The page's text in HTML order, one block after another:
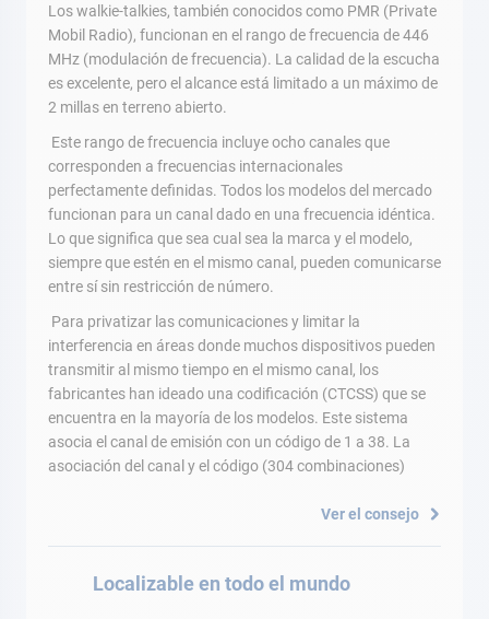
Los walkie-talkies, también conocidos como PMR (Private
Mobil Radio), funcionan en el rango de frecuencia de 446
MHz (modulación de frecuencia). La calidad de la escucha
es excelente, pero el alcance está limitado a un máximo de
2 millas en terreno abierto.
Este rango de frecuencia incluye ocho canales que
corresponden a frecuencias internacionales
perfectamente definidas. Todos los modelos del mercado
funcionan para un canal dado en una frecuencia idéntica.
Lo que significa que sea cual sea la marca y el modelo,
siempre que estén en el mismo canal, pueden comunicarse
entre sí sin restricción de número.
Para privatizar las comunicaciones y limitar la
interferencia en áreas donde muchos dispositivos pueden
transmitir al mismo tiempo en el mismo canal, los
fabricantes han ideado una codificación (CTCSS) que se
encuentra en la mayoría de los modelos. Este sistema
asocia el canal de emisión con un código de 1 a 38. La
asociación del canal y el código (304 combinaciones)
Ver el consejo
Localizable en todo el mundo